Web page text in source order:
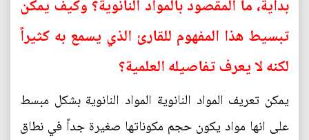
بدايةً، ما المقصود بالمواد النانوية؟ وكيف يمكن
تبسيط هذا المفهوم للقارئ الذي يسمع به كثيراً
لكنه لا يعرف تفاصيله العلمية؟
يمكن تعريف المواد النانوية المواد النانوية بشكل مبسط
على انها مواد يكون حجم مكوناتها صغيرة جداً في نطاق